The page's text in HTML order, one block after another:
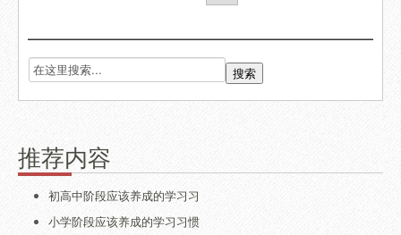
推荐内容
初高中阶段应该养成的学习习
小学阶段应该养成的学习习惯